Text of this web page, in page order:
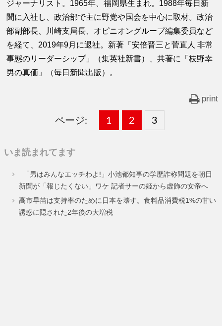
ジャーナリスト。1965年、福岡県生まれ。1988年毎日新
聞に入社し、政治部で主に野党や国会を中心に取材。政治
部副部長、川崎支局長、オピニオングループ編集委員など
を経て、2019年9月に退社。新著「安倍晋三と菅直人 非常
事態のリーダーシップ」（集英社新書）、共著に「枝野幸
男の真価」（毎日新聞出版）。
print
ページ:
固
ー
ジ
1 ,
固
ー
ジ
2 ,
固
ー
ジ
3
いま読まれてます
「男はみんなエッチわよ!」小池都知事の学歴詐称問題を朝日
新聞が「報じたくない」ワケ 記者サーの姫から虚飾の女帝へ
高市早苗は支持率のために日本を壊す。食料品消費税1%の甘い
誘惑に隠された2年後の大増税